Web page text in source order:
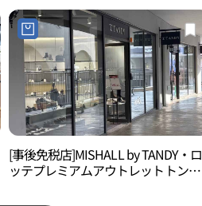
[事後免税店]MISHALL by TANDY・ロ
ッテプレミアムアウトレットトンブ
리미엄아울렛 동부산점)